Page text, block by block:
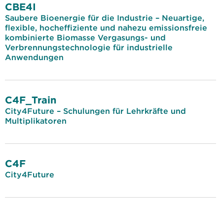
CBE4I
Saubere Bioenergie für die Industrie – Neuartige,
flexible, hocheffiziente und nahezu emissionsfreie
kombinierte Biomasse Vergasungs- und
Verbrennungstechnologie für industrielle
Anwendungen
C4F_Train
City4Future – Schulungen für Lehrkräfte und
Multiplikatoren
C4F
City4Future